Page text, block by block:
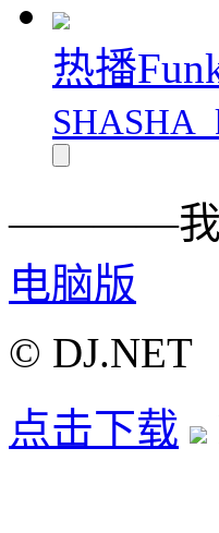
热播
————我
电脑版
© DJ.NET
点击下载